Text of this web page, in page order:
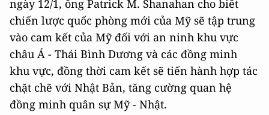
ngày 12/1, ông Patrick M. Shanahan cho biết
chiến lược quốc phòng mới của Mỹ sẽ tập trung
vào cam kết của Mỹ đối với an ninh khu vực
châu Á - Thái Bình Dương và các đồng minh
khu vực, đồng thời cam kết sẽ tiến hành hợp tác
chặt chẽ với Nhật Bản, tăng cường quan hệ
đồng minh quân sự Mỹ - Nhật.